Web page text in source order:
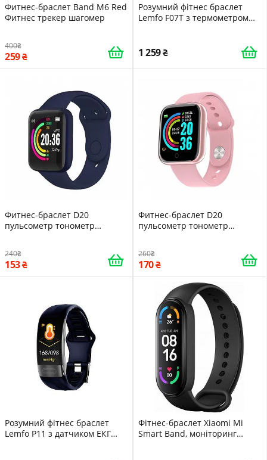
Фитнес-браслет Band M6 Red
Фитнес трекер шагомер
400
259
Розумний фітнес браслет
Lemfo F07T з термометром
1 259
Фитнес-браслет D20
пульсометр тонометр
240
153
Фитнес-браслет D20
пульсометр тонометр
260
170
Розумний фітнес браслет
Lemfo P11 з датчиком ЕКГ
Фітнес-браслет Xiaomi Mi
Smart Band, моніторинг